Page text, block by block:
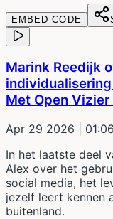
EMBED CODE
Marink Reedijk
Met Open Vizier
Apr 29 2026 |
In het laatste deel
Alex over het
social media, het
jezelf leert kennen
buitenland.